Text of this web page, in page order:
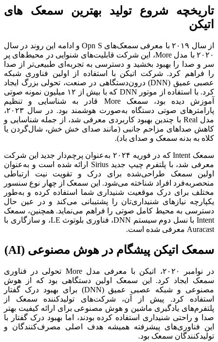
تاریخچه شروع تولید بهترین سمعک های
اتیکن
از سال ۲۰۱۹ با معرفی سمعک‌های Opn S و ادامه این روند در سال
۲۰۲۰ با مدل More، این شرکت قابلیت‌های شنوایی در محیط‌های پر
سر و صدا را بهبود بخشید و دسترسی به تجربه‌ای طبیعی‌تر از صدا
را فراهم کرد. شرکت اتیکن با استفاده از اولین فناوری شبکه
عصبی عمیق (DNN) درون‌دستگاهی در صنعت، تحولی بزرگ ایجاد
کرد. با استفاده از موتور DNN که با بیش از ۱۲ میلیون نمونه صوتی
آموزش دیده بود، سمعک More قادر به شناسایی و تنظیم
پارامترهای صوتی دستگاه به‌صورت هوشمند بود. در سال ۲۰۲۳،
مدل Real با چندین بهبود کاربردی معرفی شد، از جمله شناسایی و
کاهش صداهای مزاحم جانبی (مانند صدای خش خش، شال‌گردن یا
کلاه به بدنه سمعک و صدای باد).
سمعک Intent که در فوریه ۲۰۲۴ به‌عنوان پرچم‌دار جدید این شرکت
معرفی شد، با پلتفرم چیپ جدید Sirius ارائه شده است و به‌عنوان
اولین سمعک طراحی‌شده برای درک و تقویت نیت ارتباطی
منحصربه‌فرد افراد شناخته می‌شود. این سمعک از چهار نوع سنسور
مختلف برای درک موقعیت شنیداری شما استفاده کرده و به‌طور
یکپارچه نیازهای شنیداری‌تان را پشتیبانی می‌کند و در عین حال
دسترسی به محیط کامل صوتی را فراهم می‌نماید. همچنین، سمعک
Intent با نسل دوم سیستم DNN، فناوری بلوتوث LE، و سازگاری با
Auracast معرفی شده است.
سمعک اتیکن پیشگام در هوش مصنوعی (AI)
در نوامبر ۲۰۲۰، اتیکن با معرفی مدل More تحولی در فناوری
سمعک ایجاد کرد. این سمعک اولین دستگاهی بود که از هوش
مصنوعی و شبکه عصبی عمیق (DNN) برای بهبود درک گفتار
استفاده کرد. پیش از آن، شرکت‌های تولیدکننده سمعک از
پلتفرم‌های یادگیری ماشین و هوش مصنوعی برای ارائه کیفیت بهتر
صدا و راحتی شنیداری استفاده کرده بودند، اما بهبود درک گفتار با
این فناوری‌های پیشرفته همیشه هدف اصلی مصرف‌کنندگان و
تولیدکنندگان سمعک بود.